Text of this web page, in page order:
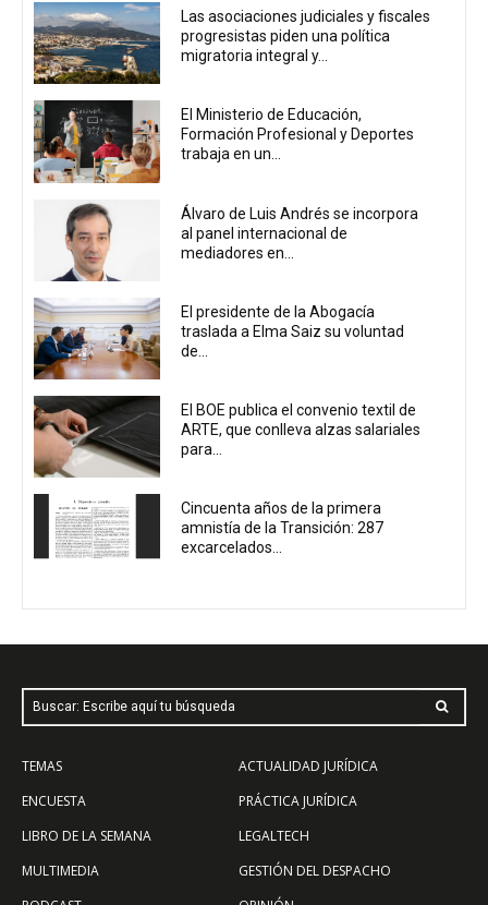
Las asociaciones judiciales y fiscales
progresistas piden una política
migratoria integral y...
El Ministerio de Educación,
Formación Profesional y Deportes
trabaja en un...
Álvaro de Luis Andrés se incorpora
al panel internacional de
mediadores en...
El presidente de la Abogacía
traslada a Elma Saiz su voluntad
de...
El BOE publica el convenio textil de
ARTE, que conlleva alzas salariales
para...
Cincuenta años de la primera
amnistía de la Transición: 287
excarcelados...
Buscar: Escribe aquí tu búsqueda
TEMAS
ENCUESTA
LIBRO DE LA SEMANA
MULTIMEDIA
ACTUALIDAD JURÍDICA
PRÁCTICA JURÍDICA
LEGALTECH
GESTIÓN DEL DESPACHO